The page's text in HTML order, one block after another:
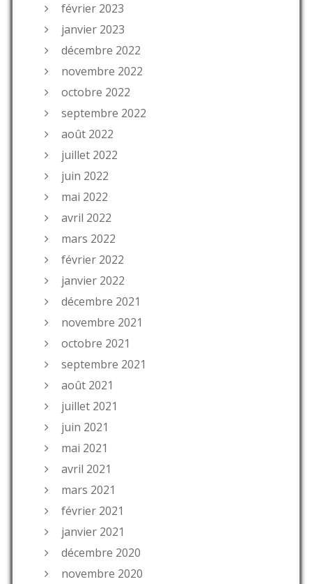
février 2023
janvier 2023
décembre 2022
novembre 2022
octobre 2022
septembre 2022
août 2022
juillet 2022
juin 2022
mai 2022
avril 2022
mars 2022
février 2022
janvier 2022
décembre 2021
novembre 2021
octobre 2021
septembre 2021
août 2021
juillet 2021
juin 2021
mai 2021
avril 2021
mars 2021
février 2021
janvier 2021
décembre 2020
novembre 2020